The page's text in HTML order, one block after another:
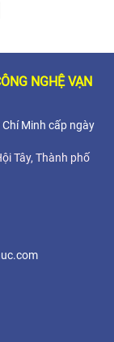
NGHỆ VẠN
Minh cấp ngày
Tây, Thành phố